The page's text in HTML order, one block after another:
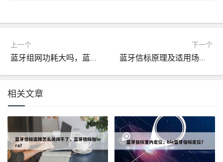
上一个
蓝牙组网功耗大吗，蓝牙组网功耗大吗知乎
下一个
蓝牙信标原理及适用场景，蓝牙信标原理及适用场景分析？
相关文章